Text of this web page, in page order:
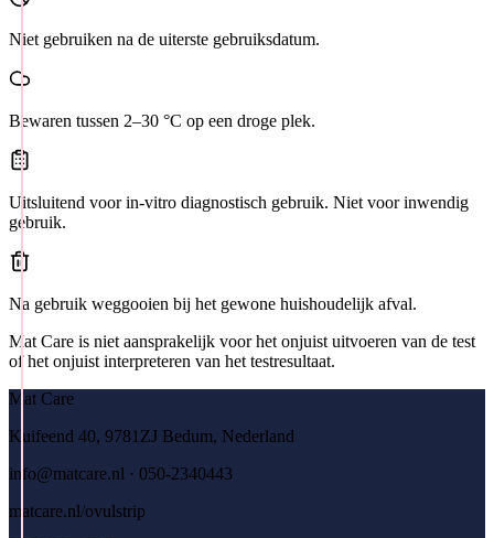
Niet gebruiken na de uiterste gebruiksdatum.
Bewaren tussen 2–30 °C op een droge plek.
Uitsluitend voor in-vitro diagnostisch gebruik. Niet voor inwendig
gebruik.
Na gebruik weggooien bij het gewone huishoudelijk afval.
Mat Care is niet aansprakelijk voor het onjuist uitvoeren van de test
of het onjuist interpreteren van het testresultaat.
Mat Care
Kuifeend 40, 9781ZJ Bedum, Nederland
info@matcare.nl · 050-2340443
matcare.nl/ovulstrip